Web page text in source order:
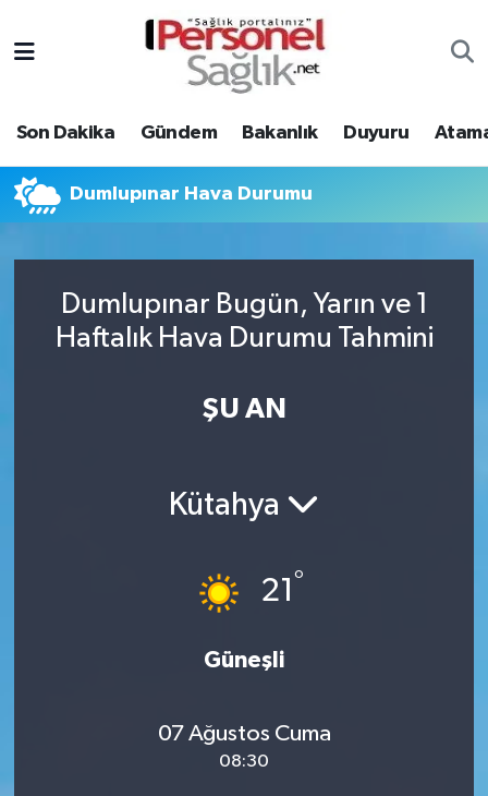
Son Dakika Gündem Bakanlık Duyuru
Dumlupınar Hava Durumu
Dumlupınar Bugün, Yarın ve 1
Haftalık Hava Durumu Tahmini
ŞU AN
Kütahya
21 °
Güneşli
07 Ağustos Cuma
08:30
Gündem
Bakanlık
Atamalar
Nöbetçi Eczaneler
Hava Durumu
Trafik Durumu
Tüm Manşetler